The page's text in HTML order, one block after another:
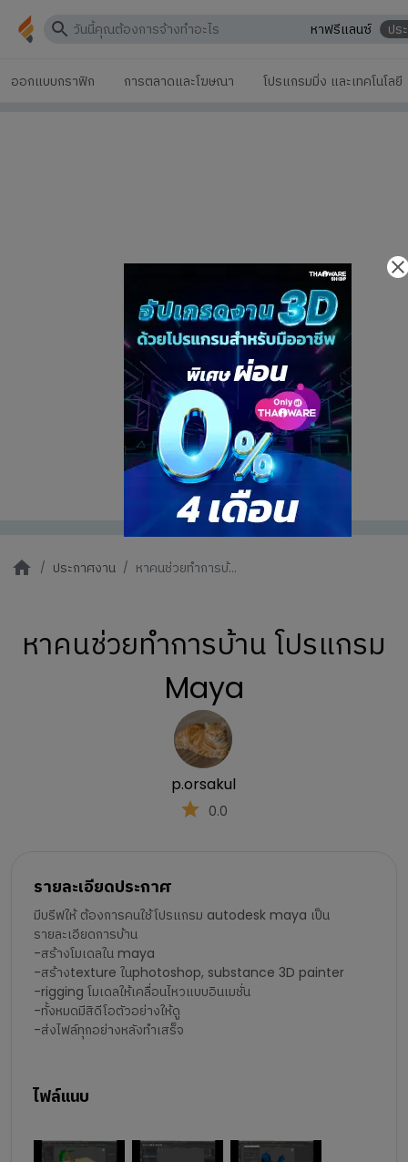
หาฟรีแลนซ์ ปร
ออกแบบกราฟิก การตลาดและโฆษณา โปรแกรมมิ่ง และเทคโนโลยี
ประกาศงาน หาคนช่วยทำการบ้...
หาคนช่วยทำการบ้าน โปรแกรม
Maya
p.orsakul
0.0
รายละเอียดประกาศ
มีบรีฟให้ ต้องการคนใช้โปรแกรม autodesk maya เป็น
รายละเอียดการบ้าน
-สร้างโมเดลใน maya
-สร้างtexture ในphotoshop, substance 3D painter
-rigging โมเดลให้เคลื่อนไหวแบบอินเมชั่น
-ทั้งหมดมีสิดีโอตัวอย่างให้ดู
-ส่งไฟล์ทุกอย่างหลังทำเสร็จ
ไฟล์แนบ